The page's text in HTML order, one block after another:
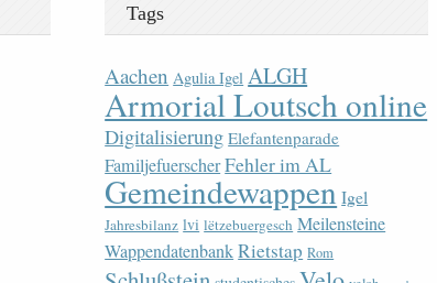
Tags
Aachen Agulia Igel ALGH
Armorial Loutsch online
Digitalisierung Elefantenparade
FamiljefuerscherFehler im AL
Gemeindewappen Igel
Jahresbilanz lvi lëtzebuergesch Meilensteine
WappendatenbankRietstap Rom